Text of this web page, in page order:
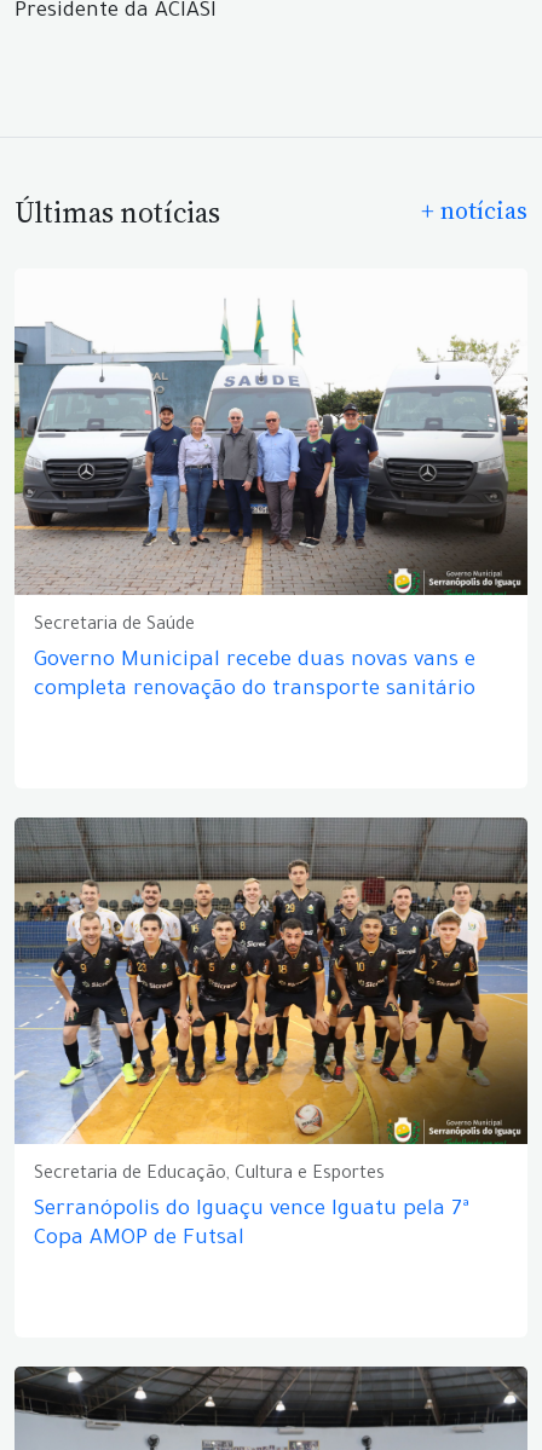
Presidente da ACIASI
Últimas notícias + notícias
Secretaria de Saúde
Governo Municipal recebe duas novas vans e
completa renovação do transporte sanitário
Secretaria de Educação, Cultura e Esportes
Serranópolis do Iguaçu vence Iguatu pela 7ª
Copa AMOP de Futsal